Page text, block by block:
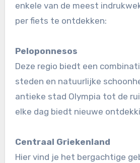
enkele van de meest
per fiets te ontdekken:
Peloponnesos
Deze regio biedt een
steden en natuurlijke
antieke stad Olympia tot de
elke dag biedt nieuwe
Centraal Griekenland
Hier vind je het bergachtige